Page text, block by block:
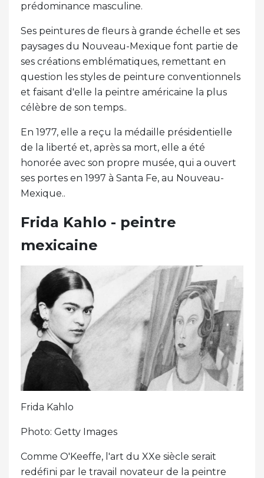
prédominance masculine.
Ses peintures de fleurs à grande échelle et ses
paysages du Nouveau-Mexique font partie de
ses créations emblématiques, remettant en
question les styles de peinture conventionnels
et faisant d'elle la peintre américaine la plus
célèbre de son temps..
En 1977, elle a reçu la médaille présidentielle
de la liberté et, après sa mort, elle a été
honorée avec son propre musée, qui a ouvert
ses portes en 1997 à Santa Fe, au Nouveau-
Mexique..
Frida Kahlo - peintre
mexicaine
Frida Kahlo
Photo: Getty Images
Comme O'Keeffe, l'art du XXe siècle serait
redéfini par le travail novateur de la peintre